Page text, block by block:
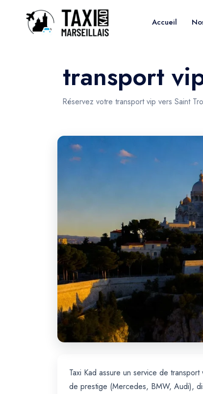
Accueil
transport
Réservez votre transport vip vers Saint
Taxi Kad assure un service de
de prestige (Mercedes, BMW, Audi),